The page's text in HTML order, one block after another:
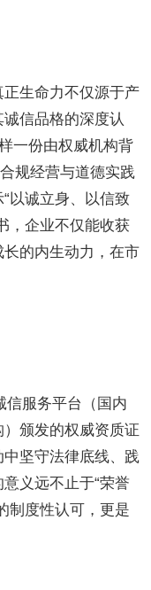
生命力不仅源于产
信品格的深度认
一份由权威机构背
规经营与道德实践
以诚立身、以信致
，企业不仅能收获
的内生动力，在市
信服务平台（国内
颁发的权威资质证
坚守法律底线、践
义远不止于“荣誉
制度性认可，更是